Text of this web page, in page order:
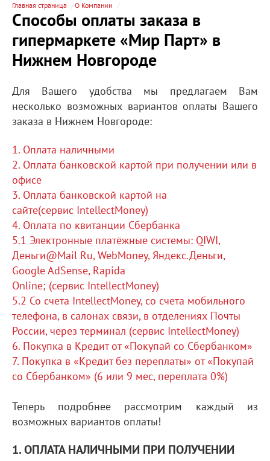
Главная страница О Компании
Способы оплаты заказа в
гипермаркете «Мир Парт» в
Нижнем Новгороде
Для Вашего удобства мы предлагаем Вам
несколько возможных вариантов оплаты Вашего
заказа в Нижнем Новгороде:
1. Оплата наличными
2. Оплата банковской картой при получении или в
офисе
3. Оплата банковской картой на
сайте(сервис IntellectMoney)
4. Оплата по квитанции Сбербанка
5.1 Электронные платёжные системы: QIWI,
Деньги@Mail Ru, WebMoney, Яндекс.Деньги,
Google AdSense, Rapida
Online; (сервис IntellectMoney)
5.2 Со счета IntellectMoney, со счета мобильного
телефона, в салонах связи, в отделениях Почты
России, через терминал (сервис IntellectMoney)
6. Покупка в Кредит от «Покупай со Сбербанком»
7. Покупка в «Кредит без переплаты» от «Покупай
со Сбербанком» (6 или 9 мес, переплата 0%)
Теперь подробнее рассмотрим каждый из
возможных вариантов оплаты!
1. ОПЛАТА НАЛИЧНЫМИ ПРИ ПОЛУЧЕНИИ